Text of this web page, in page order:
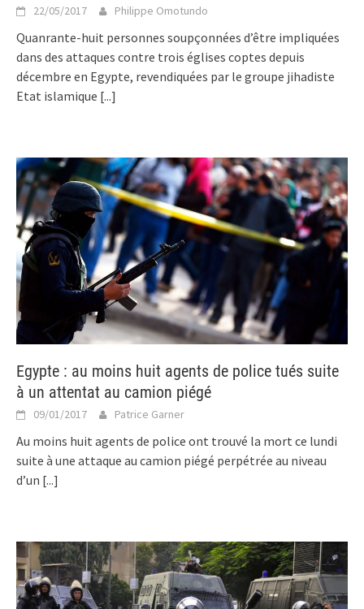
22/05/2017 Philippe Omotundo
Quanrante-huit personnes soupçonnées d’être impliquées
dans des attaques contre trois églises coptes depuis
décembre en Egypte, revendiquées par le groupe jihadiste
Etat islamique [...]
Egypte : au moins huit agents de police tués suite
à un attentat au camion piégé
09/01/2017 Patrice Garner
Au moins huit agents de police ont trouvé la mort ce lundi
suite à une attaque au camion piégé perpétrée au niveau
d’un [...]